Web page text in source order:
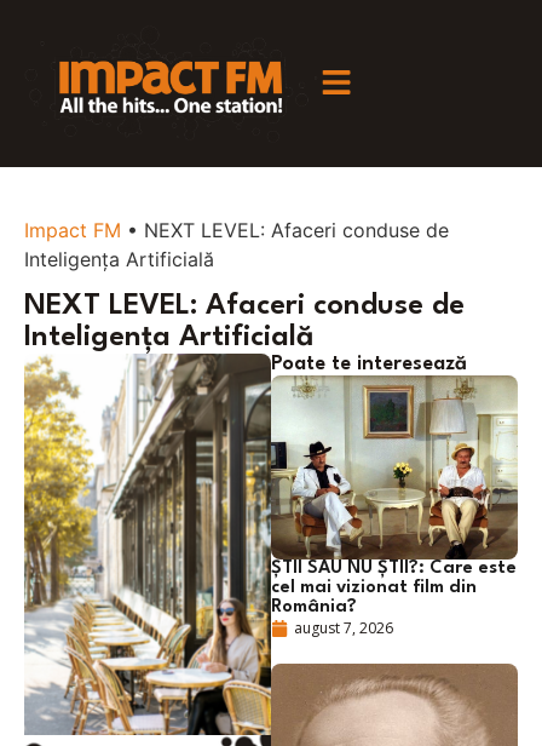
Impact FM • NEXT LEVEL: Afaceri conduse de
Inteligența Artificială
NEXT LEVEL: Afaceri conduse de
Inteligența Artificială
Poate te interesează
ȘTII SAU NU ȘTII?: Care este
cel mai vizionat film din
România?
august 7, 2026